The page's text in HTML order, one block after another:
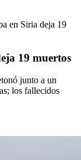
en Siria deja 19
19 muertos
junto a un
los fallecidos